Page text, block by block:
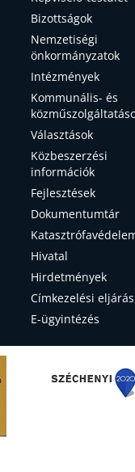
Bizottságok
Nemzetiségi
önkormányzatok
Intézmények
Kommunális- és
Választások
Közbeszerzési
információk
Fejlesztések
Dokumentumtár
Hivatal
Hirdetmények
Címkezelési eljárás
E-ügyintézés